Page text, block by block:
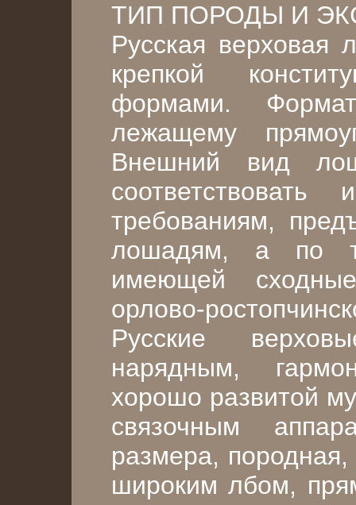
ТИП ПОРОДЫ И
Русская верховая
крепкой
формами.
лежащему
Внешний вид
соответствовать
требованиям,
лошадям, а по
имеющей
орлово-
Русские
нарядным,
хорошо развитой
связочным
размера,
широким лбом,